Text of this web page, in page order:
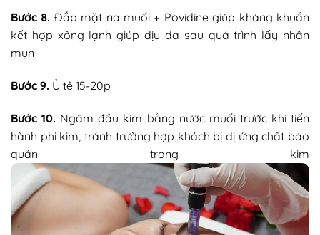
Bước 8. Đắp mặt nạ muối + Povidine giúp kháng khuẩn
kết hợp xông lạnh giúp dịu da sau quá trình lấy nhân
mụn
Bước 9. Ủ tê 15-20p
Bước 10. Ngâm đầu kim bằng nước muối trước khi tiến
hành phi kim, tránh trường hợp khách bị dị ứng chất bảo
quản trong kim